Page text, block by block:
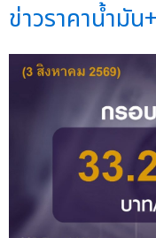
ข่าวราคาน้ำมัน